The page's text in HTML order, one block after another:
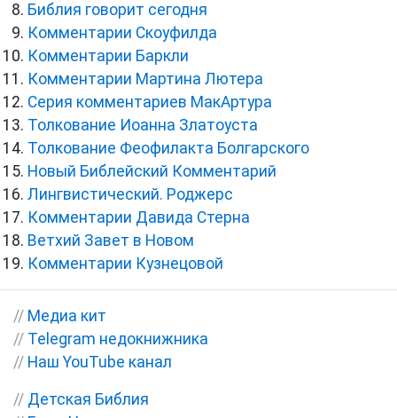
Библия говорит сегодня
Комментарии Скоуфилда
Комментарии Баркли
Комментарии Мартина Лютера
Серия комментариев МакАртура
Толкование Иоанна Златоуста
Толкование Феофилакта Болгарского
Новый Библейский Комментарий
Лингвистический. Роджерс
Комментарии Давида Стерна
Ветхий Завет в Новом
Комментарии Кузнецовой
// Медиа кит
// Telegram недокнижника
// Наш YouTube канал
// Детская Библия